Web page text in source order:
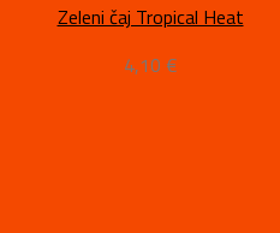
Zeleni čaj Tropical Heat
4,10 €